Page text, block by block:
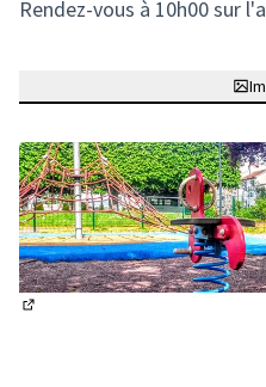
Rendez-vous à 10h00 sur